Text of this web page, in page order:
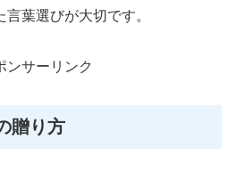
葉選びが大切です。
ンサーリンク
贈り方